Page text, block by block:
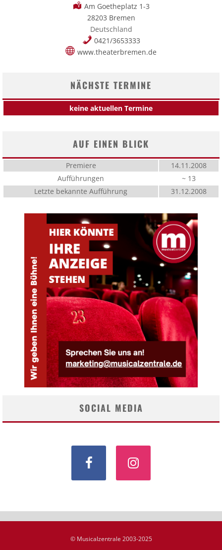
Am Goetheplatz 1-3
28203 Bremen
Deutschland
0421/3653333
www.theaterbremen.de
NÄCHSTE TERMINE
keine aktuellen Termine
AUF EINEN BLICK
Premiere
14.11.2008
Aufführungen
~ 13
Letzte bekannte Aufführung
31.12.2008
SOCIAL MEDIA
© Musicalzentrale 2003-2025